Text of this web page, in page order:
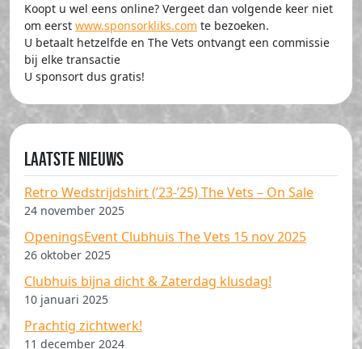
Koopt u wel eens online? Vergeet dan volgende keer niet
om eerst www.sponsorkliks.com te bezoeken.
U betaalt hetzelfde en The Vets ontvangt een commissie
bij elke transactie
U sponsort dus gratis!
Laatste nieuws
Retro Wedstrijdshirt (’23-’25) The Vets – On Sale
24 november 2025
OpeningsEvent Clubhuis The Vets 15 nov 2025
26 oktober 2025
Clubhuis bijna dicht & Zaterdag klusdag!
10 januari 2025
Prachtig zichtwerk!
11 december 2024